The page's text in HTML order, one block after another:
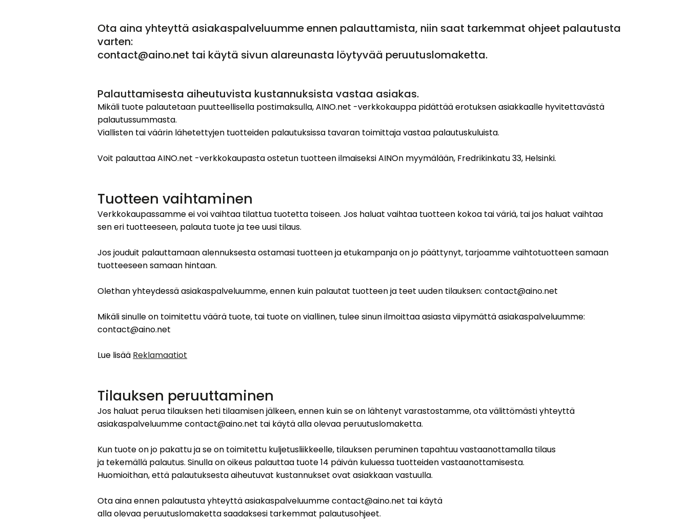
Ota aina yhteyttä asiakaspalveluumme ennen palauttamista, niin saat tarkemmat ohjeet palautusta
varten:
contact@aino.net tai käytä sivun alareunasta löytyvää peruutuslomaketta.
Palauttamisesta aiheutuvista kustannuksista vastaa asiakas.
Mikäli tuote palautetaan puutteellisella postimaksulla, AINO.net -verkkokauppa pidättää erotuksen asiakkaalle hyvitettavästä
palautussummasta.
Viallisten tai väärin lähetettyjen tuotteiden palautuksissa tavaran toimittaja vastaa palautuskuluista.
Voit palauttaa AINO.net -verkkokaupasta ostetun tuotteen ilmaiseksi AINOn myymälään, Fredrikinkatu 33, Helsinki.
Tuotteen vaihtaminen
Verkkokaupassamme ei voi vaihtaa tilattua tuotetta toiseen. Jos haluat vaihtaa tuotteen kokoa tai väriä, tai jos haluat vaihtaa
sen eri tuotteeseen, palauta tuote ja tee uusi tilaus.
Jos jouduit palauttamaan alennuksesta ostamasi tuotteen ja etukampanja on jo päättynyt, tarjoamme vaihtotuotteen samaan
tuotteeseen samaan hintaan.
Olethan yhteydessä asiakaspalveluumme, ennen kuin palautat tuotteen ja teet uuden tilauksen: contact@aino.net
Mikäli sinulle on toimitettu väärä tuote, tai tuote on viallinen, tulee sinun ilmoittaa asiasta viipymättä asiakaspalveluumme:
contact@aino.net
Lue lisää Reklamaatiot
Tilauksen peruuttaminen
Jos haluat perua tilauksen heti tilaamisen jälkeen, ennen kuin se on lähtenyt varastostamme, ota välittömästi yhteyttä
asiakaspalveluumme contact@aino.net tai käytä alla olevaa peruutuslomaketta.
Kun tuote on jo pakattu ja se on toimitettu kuljetusliikkeelle, tilauksen peruminen tapahtuu vastaanottamalla tilaus
ja tekemällä palautus. Sinulla on oikeus palauttaa tuote 14 päivän kuluessa tuotteiden vastaanottamisesta.
Huomioithan, että palautuksesta aiheutuvat kustannukset ovat asiakkaan vastuulla.
Ota aina ennen palautusta yhteyttä asiakaspalveluumme contact@aino.net tai käytä
alla olevaa peruutuslomaketta saadaksesi tarkemmat palautusohjeet.